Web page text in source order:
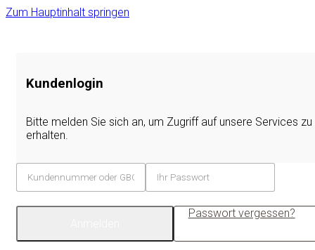
Zum Hauptinhalt springen
Kundenlogin
Bitte melden Sie sich an, um Zugriff auf unsere Services zu
erhalten.
Passwort vergessen?